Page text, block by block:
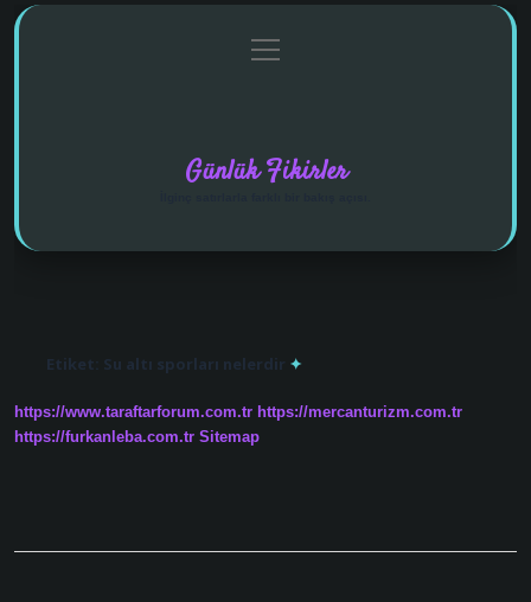
Gizlilik Politikası
menüyü
aç
Günlük Fikirler
Etiket: Su altı sporları nelerdir
https://www.taraftarforum.com.tr https://mercanturizm.com.tr
https://furkanleba.com.tr Sitemap